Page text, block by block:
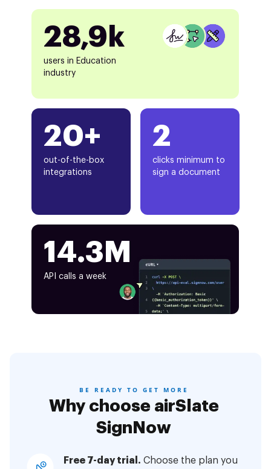
20+
out-of-the-box
integrations
28,9k
users in Education
industry
2
clicks minimum to
sign a document
14.3M
API calls a week
BE READY TO GET MORE
Why choose airSlate
SignNow
Free 7-day trial. Choose the plan you